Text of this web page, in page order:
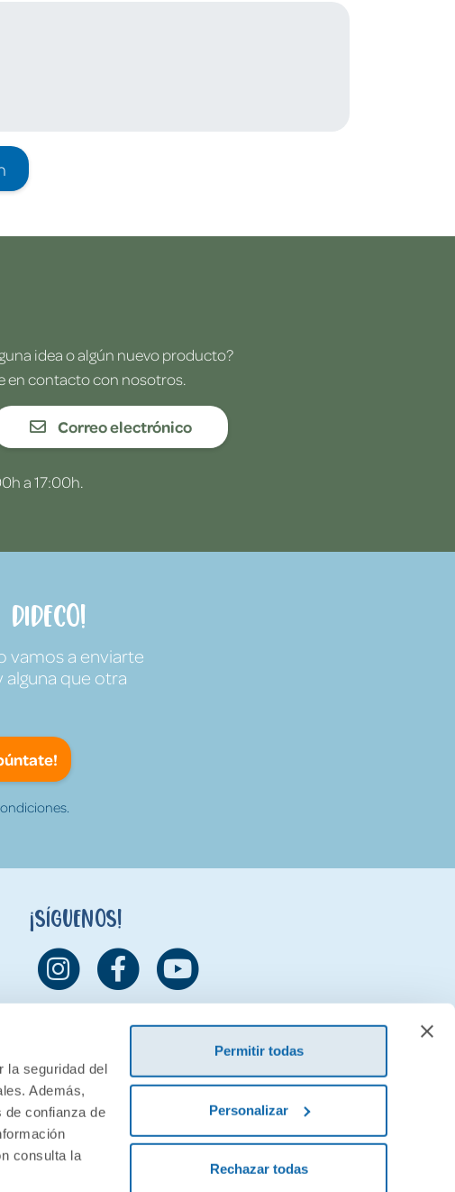
la seguridad del
Además,
de confianza de
consulta la
Permitir todas
Personalizar
Rechazar todas
idea o algún nuevo producto?
en contacto con nosotros.
Correo electrónico
a 17:00h.
vamos a enviarte
que otra
¡Síguenos!